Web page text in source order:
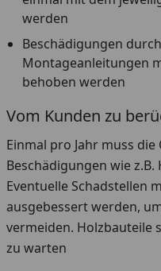
werden
Beschädigungen
Montageanleitungen
behoben werden
Vom Kunden zu
Einmal pro Jahr muss
Beschädigungen wie
Eventuelle Schadstellen
ausgebessert werden,
vermeiden. Holzbauteile
zu warten